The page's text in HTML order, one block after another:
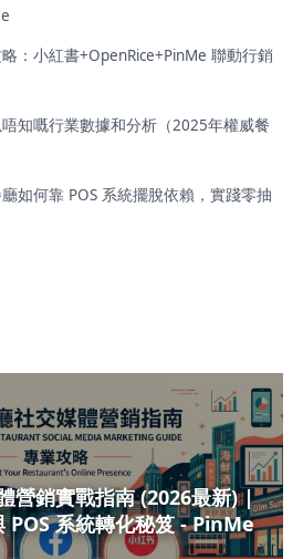
：小紅書+OpenRice+PinMe 聯動行銷
知嘅行業數據和分析（2025年權威餐
如何靠 POS 系統擺脫依賴，實踐零抽
營銷實戰指南 (2026最新) |
POS 系統轉化秘笈 - PinMe